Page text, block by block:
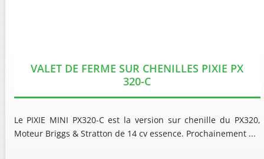
VALET DE FERME SUR CHENILLES PIXIE PX
320-C
Le PIXIE MINI PX320-C est la version sur chenille du PX320,
Moteur Briggs & Stratton de 14 cv essence. Prochainement ...